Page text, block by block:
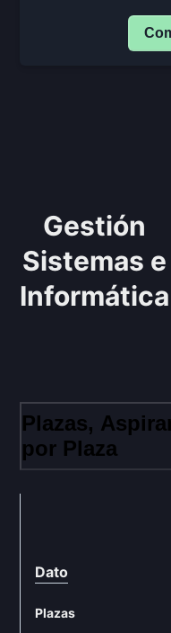
Gestión
Sistemas e
Informática
Plazas,
por Plaza
Dato
Plazas